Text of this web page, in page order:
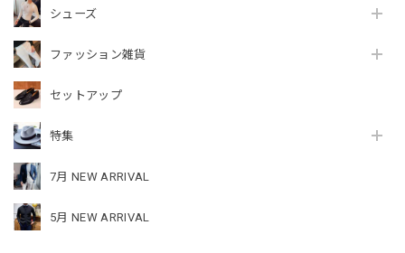
シューズ
ファッション雑貨
セットアップ
特集
7月 NEW ARRIVAL
5月 NEW ARRIVAL